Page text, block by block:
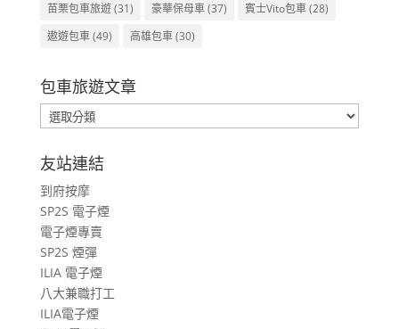
苗栗包車旅遊(31) 豪華保母車(37) 賓士Vito包車(28)
遨遊包車(49) 高雄包車(30)
包車旅遊文章
包
車
旅
遊
文
章
友站連結
到府按摩
SP2S 電子煙
電子煙專賣
SP2S 煙彈
ILIA 電子煙
八大兼職打工
ILIA電子煙